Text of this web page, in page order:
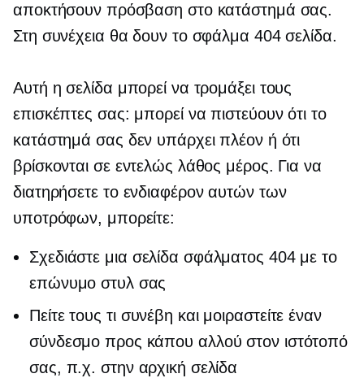
αποκτήσουν πρόσβαση στο κατάστημά σας.
Στη συνέχεια θα δουν το σφάλμα 404 σελίδα.
Αυτή η σελίδα μπορεί να τρομάξει τους
επισκέπτες σας: μπορεί να πιστεύουν ότι το
κατάστημά σας δεν υπάρχει πλέον ή ότι
βρίσκονται σε εντελώς λάθος μέρος. Για να
διατηρήσετε το ενδιαφέρον αυτών των
υποτρόφων, μπορείτε:
Σχεδιάστε μια σελίδα σφάλματος 404 με το
επώνυμο στυλ σας
Πείτε τους τι συνέβη και μοιραστείτε έναν
σύνδεσμο προς κάπου αλλού στον ιστότοπό
σας, π.χ. στην αρχική σελίδα